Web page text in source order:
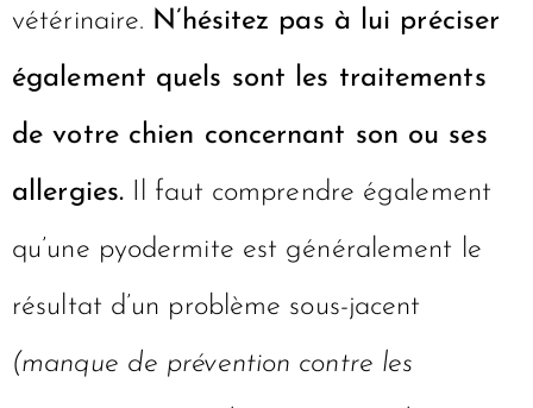
vétérinaire. N’hésitez pas à lui préciser
également quels sont les traitements
de votre chien concernant son ou ses
allergies. Il faut comprendre également
qu’une pyodermite est généralement le
résultat d’un problème sous-jacent
(manque de prévention contre les